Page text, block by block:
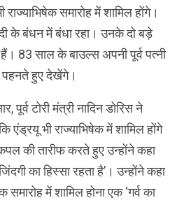
राज्याभिषेक समारोह में शामिल होंगे।
के बंधन में बंधा रहा। उनके दो बड़े
83 साल के बाउल्स अपनी पूर्व पत्नी
पहनते हुए देखेंगे।
पूर्व टोरी मंत्री नादिन डोरिस ने
एंड्रयू भी राज्याभिषेक में शामिल होंगे
की तारीफ करते हुए उन्होंने कहा
का हिस्सा रहता है’। उन्होंने कहा
में शामिल होना एक ‘गर्व का